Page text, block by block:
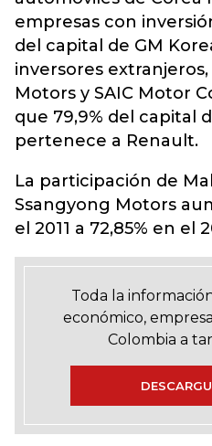
empresas con
del capital de GM
inversores
Motors y SAIC Motor
que 79,9% del capital
pertenece a Renault.
La participación de
Ssangyong Motors
el 2011 a 72,85% en el
Toda la
económico,
Colombia a